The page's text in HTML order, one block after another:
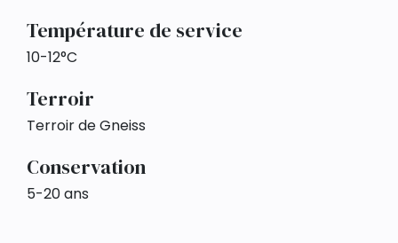
Température de service
10-12°C
Terroir
Terroir de Gneiss
Conservation
5-20 ans